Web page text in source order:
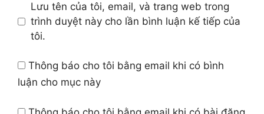
Lưu tên của tôi, email, và trang web trong
trình duyệt này cho lần bình luận kế tiếp của
tôi.
Thông báo cho tôi bằng email khi có bình
luận cho mục này